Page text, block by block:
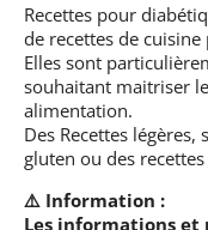
Recettes pour
de recettes de
Elles sont
souhaitant maitriser
alimentation.
Des Recettes
gluten ou des
⚠️ Information :
Les informations et